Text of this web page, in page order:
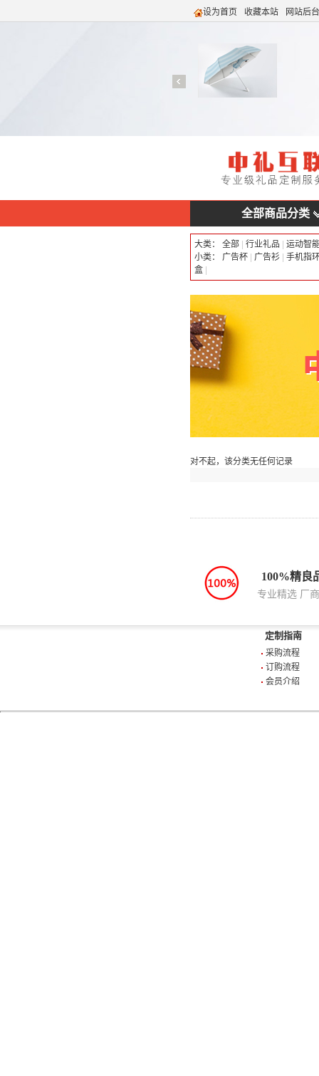
设为首页 收藏本站 网站后台
全部商品分类
大类： 全部 行业礼品
运动智
小类： 广告杯 广告衫
手机指
盒
对不起，该分类无任何记录
100%精良
专业精选 厂
定制指南
采购流程
订购流程
会员介绍